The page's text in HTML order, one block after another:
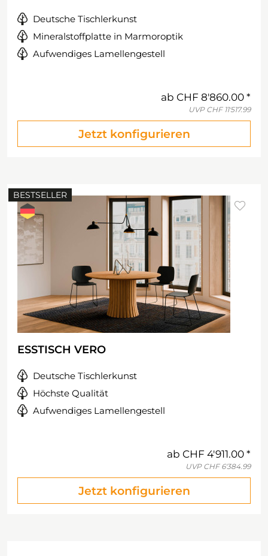
Deutsche Tischlerkunst
Mineralstoffplatte in Marmoroptik
Aufwendiges Lamellengestell
ab CHF 8'860.00
UVP CHF 11'517.99
Jetzt konfigurieren
BESTSELLER
ESSTISCH VERO
Deutsche Tischlerkunst
Höchste Qualität
Aufwendiges Lamellengestell
ab CHF 4'911.00
UVP CHF 6'384.99
Jetzt konfigurieren